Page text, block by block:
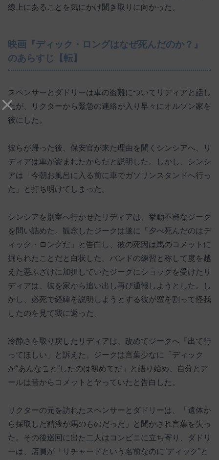
線上にあることを気にかけ聞き取りに向かった。
映画『ディック・ロングはなぜ死んだのか？』
のあらすじ【転】
スペンサーとダドリーは車の盗難についてリディアと話し
たが、リクターから緊急の連絡が入り早々にオルソン家を
後にした。
彼らが帰った後、保安官が来た理由を聞くシンシアへ、リ
ディアは車が盗まれたからだと説明した。しかし、シンシ
アは「今朝お風呂に入る前に車でガソリンスタンドへ行っ
た」と打ち明けてしまった。
シンシアを別室へ行かせたリディアは、挙動不審なジーク
を問い詰めた。観念したジークは遂に「夕べ死んだのはデ
ィック・ロングだ」と告白し、彼の死因は馬のコメットに
掘られたことだと白状した。バンドの練習と称して度を越
えた悪ふざけに加担していたジークにショックを受けたリ
ディアは、彼を家から追い出し再び通報しようとした。し
かし、必死で経緯を説明しようとする彼が窓を割って怪我
したのを見て我に返った。
冷静さを取り戻したリディアは、改めてジークへ「出て行
ってほしい」と訴えた。ジークは言葉少なに「ディック
が“あんなこと”したのは初めてだ」と語り始め、自分とア
ールは昔からコメットとヤっていたと告白した。
リクターの元を訪れたスペンサーとダドリーは、「遺体か
ら採取した精液が馬のものだった」と聞かされ言葉を失っ
た。その後巡回に出た二人はコンビニに立ち寄り、ダドリ
ーは、店員が「リチャードという名前なのに“ディック”と